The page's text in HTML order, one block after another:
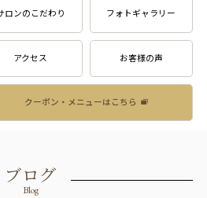
ロンのこだわり フォトギャラリー
アクセス お客様の声
クーポン・メニューはこちら
ブログ
Blog